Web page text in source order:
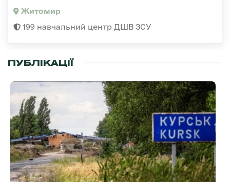
Житомир
199 навчальний центр ДШВ ЗСУ
ПУБЛІКАЦІЇ